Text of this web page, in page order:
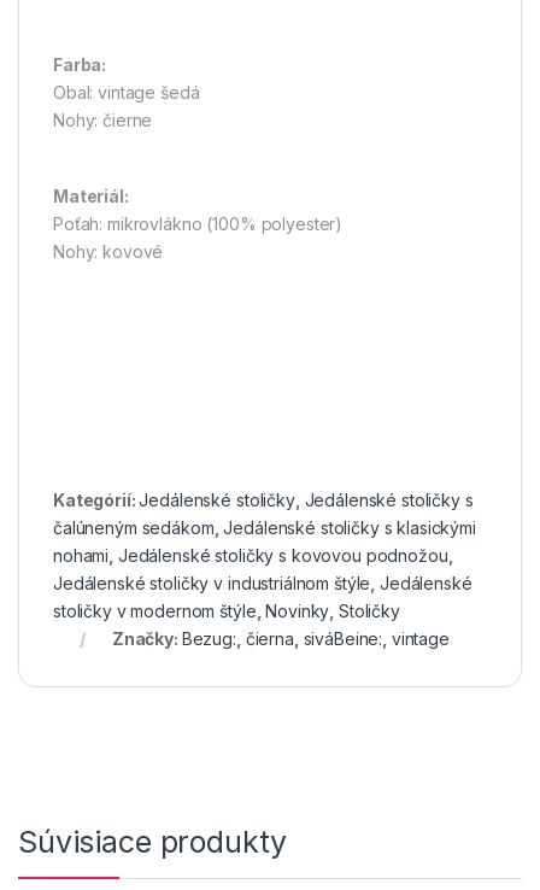
Farba:
Obal: vintage šedá
Nohy: čierne
Materiál:
Poťah: mikrovlákno (100% polyester)
Nohy: kovové
Kategórií:Jedálenské stoličky, Jedálenské stoličky s
čalúneným sedákom ,Jedálenské stoličky s klasickými
nohami Jedálenské stoličky s kovovou podnožou
Jedálenské stoličky v industriálnom štýle Jedálenské
stoličky v modernom štýle ,Novinky Stoličky
Značky: Bezug: čierna siváBeine: vintage
Súvisiace produkty